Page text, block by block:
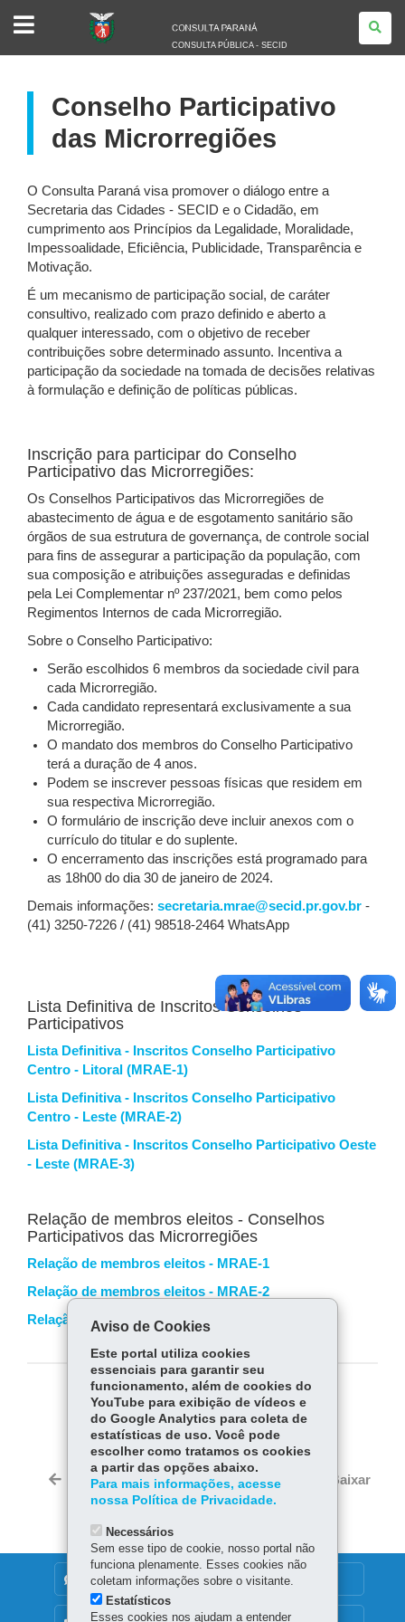
CONSULTA
PÚBLICA
SECID
CONSULTA PÚBLICA - SECID
Conselho Participativo
das Microrregiões
O Consulta Paraná visa promover o diálogo entre a
Secretaria das Cidades - SECID e o Cidadão, em
cumprimento aos Princípios da Legalidade, Moralidade,
Impessoalidade, Eficiência, Publicidade, Transparência e
Motivação.
É um mecanismo de participação social, de caráter
consultivo, realizado com prazo definido e aberto a
qualquer interessado, com o objetivo de receber
contribuições sobre determinado assunto. Incentiva a
participação da sociedade na tomada de decisões relativas
à formulação e definição de políticas públicas.
Inscrição para participar do Conselho
Participativo das Microrregiões:
Os Conselhos Participativos das Microrregiões de
abastecimento de água e de esgotamento sanitário são
órgãos de sua estrutura de governança, de controle social
para fins de assegurar a participação da população, com
sua composição e atribuições asseguradas e definidas
pela Lei Complementar nº 237/2021, bem como pelos
Regimentos Internos de cada Microrregião.
Sobre o Conselho Participativo:
Serão escolhidos 6 membros da sociedade civil para
cada Microrregião.
Cada candidato representará exclusivamente a sua
Microrregião.
O mandato dos membros do Conselho Participativo
terá a duração de 4 anos.
Podem se inscrever pessoas físicas que residem em
sua respectiva Microrregião.
O formulário de inscrição deve incluir anexos com o
currículo do titular e do suplente.
O encerramento das inscrições está programado para
as 18h00 do dia 30 de janeiro de 2024.
Demais informações: secretaria.mrae@secid.pr.gov.br -
(41) 3250-7226 / (41) 98518-2464 WhatsApp
Lista Definitiva de Inscritos Conselhos
Participativos
Lista Definitiva - Inscritos Conselho Participativo
Centro - Litoral (MRAE-1)
Lista Definitiva - Inscritos Conselho Participativo
Centro - Leste (MRAE-2)
Lista Definitiva - Inscritos Conselho Participativo Oeste
- Leste (MRAE-3)
Relação de membros eleitos - Conselhos
Participativos das Microrregiões
Relação de membros eleitos - MRAE-1
Relação de membros eleitos - MRAE-2
Relação de membros eleitos - MRAE-3
COMPARTILHE:
Fa
ce
bo
ok
Tw
itt
er
W
ha
Ap
Voltar Início Imprimir Baixar
DENUNCIE CORRUPÇÃO
Aviso de Cookies
Este portal utiliza cookies
essenciais para garantir seu
funcionamento, além de cookies do
YouTube para exibição de vídeos e
do Google Analytics para coleta de
estatísticas de uso. Você pode
escolher como tratamos os cookies
a partir das opções abaixo.
Para mais informações, acesse
nossa Política de Privacidade.
Necessários
Sem esse tipo de cookie, nosso portal não
funciona plenamente. Esses cookies não
coletam informações sobre o visitante.
Estatísticos
Esses cookies nos ajudam a entender